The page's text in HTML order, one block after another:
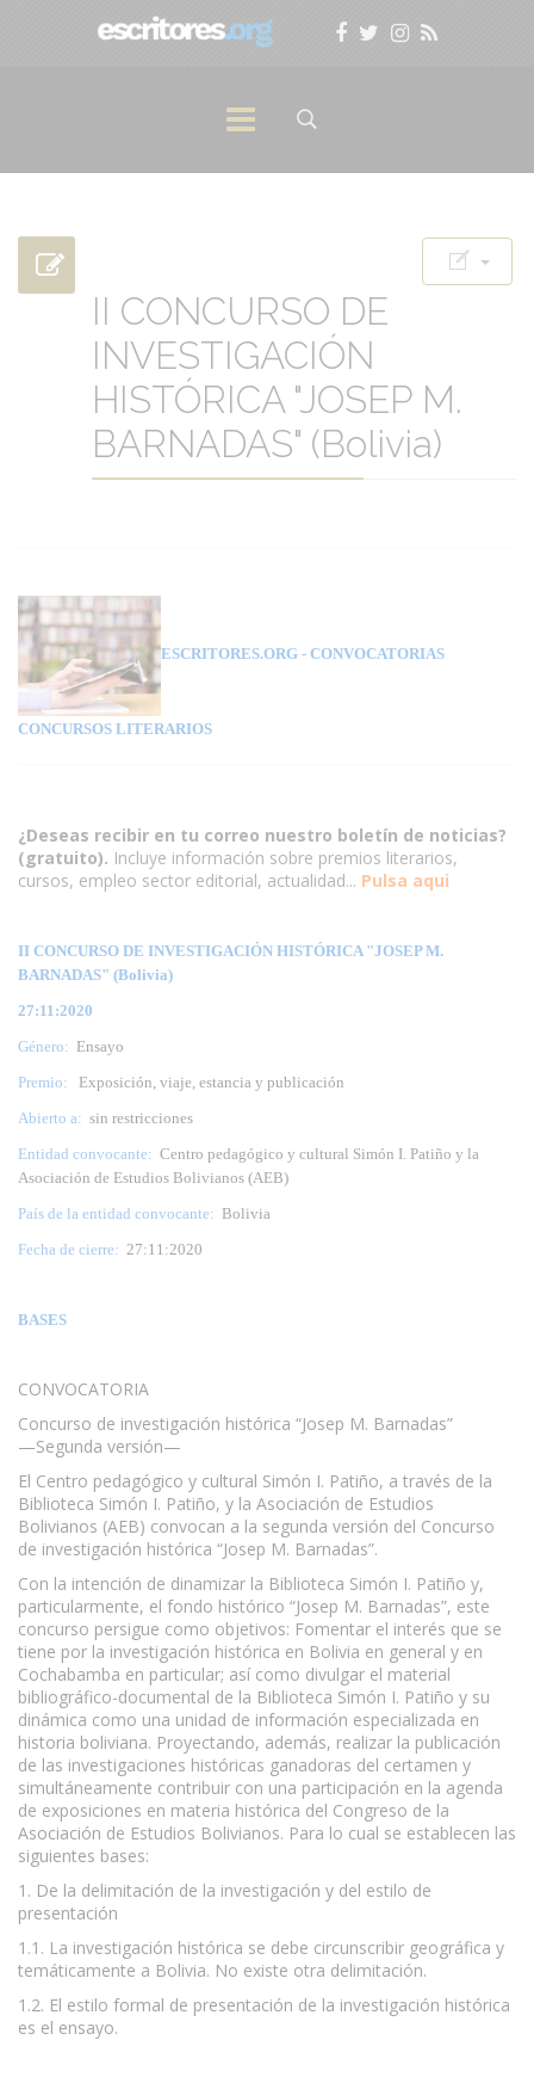
II CONCURSO DE
INVESTIGACIÓN
HISTÓRICA "JOSEP M.
BARNADAS" (Bolivia)
ESCRITORES.ORG - CONVOCATORIAS
CONCURSOS LITERARIOS
¿Deseas recibir en tu correo nuestro boletín de noticias?
(gratuito). Incluye información sobre premios literarios,
cursos, empleo sector editorial, actualidad... Pulsa aqui
II CONCURSO DE INVESTIGACIÓN HISTÓRICA "JOSEP M.
BARNADAS" (Bolivia)
27:11:2020
Género: Ensayo
Premio:
Exposición, viaje, estancia y publicación
Abierto a: sin restricciones
Entidad convocante: Centro pedagógico y cultural Simón I. Patiño y la
Asociación de Estudios Bolivianos (AEB)
País de la entidad convocante: Bolivia
Fecha de cierre: 27:11:2020
BASES
CONVOCATORIA
Concurso de investigación histórica “Josep M. Barnadas”
—Segunda versión—
El Centro pedagógico y cultural Simón I. Patiño, a través de la
Biblioteca Simón I. Patiño, y la Asociación de Estudios
Bolivianos (AEB) convocan a la segunda versión del Concurso
de investigación histórica “Josep M. Barnadas”.
Con la intención de dinamizar la Biblioteca Simón I. Patiño y,
particularmente, el fondo histórico “Josep M. Barnadas”, este
concurso persigue como objetivos: Fomentar el interés que se
tiene por la investigación histórica en Bolivia en general y en
Cochabamba en particular; así como divulgar el material
bibliográfico-documental de la Biblioteca Simón I. Patiño y su
dinámica como una unidad de información especializada en
historia boliviana. Proyectando, además, realizar la publicación
de las investigaciones históricas ganadoras del certamen y
simultáneamente contribuir con una participación en la agenda
de exposiciones en materia histórica del Congreso de la
Asociación de Estudios Bolivianos. Para lo cual se establecen las
siguientes bases:
1. De la delimitación de la investigación y del estilo de
presentación
1.1. La investigación histórica se debe circunscribir geográfica y
temáticamente a Bolivia. No existe otra delimitación.
1.2. El estilo formal de presentación de la investigación histórica
es el ensayo.